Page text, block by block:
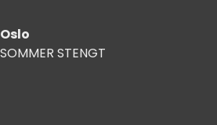
Oslo
SOMMER STENGT